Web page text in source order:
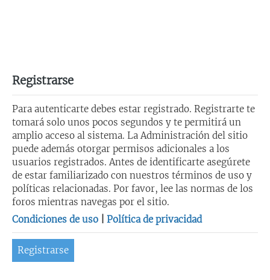
Registrarse
Para autenticarte debes estar registrado. Registrarte te
tomará solo unos pocos segundos y te permitirá un
amplio acceso al sistema. La Administración del sitio
puede además otorgar permisos adicionales a los
usuarios registrados. Antes de identificarte asegúrete
de estar familiarizado con nuestros términos de uso y
políticas relacionadas. Por favor, lee las normas de los
foros mientras navegas por el sitio.
Condiciones de uso
Política de privacidad
Registrarse